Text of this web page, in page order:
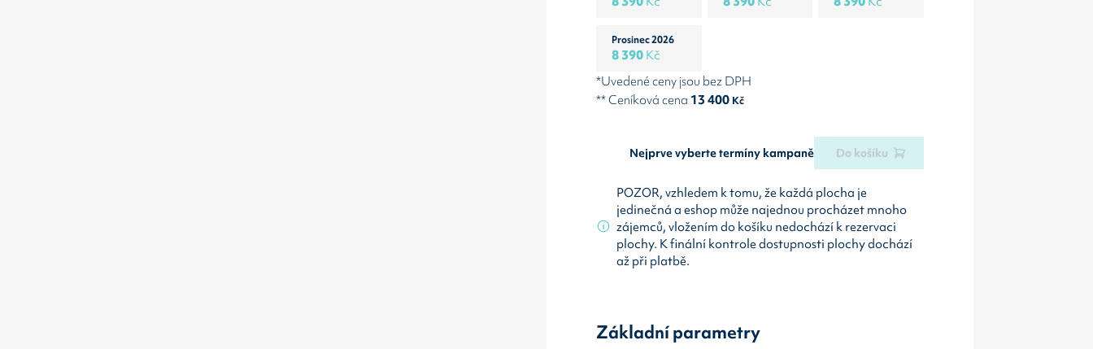
Prosinec 2026
8 390Kč
*Uvedené ceny jsou bez DPH
** Ceníková cena 13 400 Kč
Nejprve vyberte termíny kampaně Do košíku
POZOR, vzhledem k tomu, že každá plocha je
jedinečná a eshop může najednou procházet mnoho
zájemců, vložením do košíku nedochází k rezervaci
plochy. K finální kontrole dostupnosti plochy dochází
až při platbě.
Základní parametry